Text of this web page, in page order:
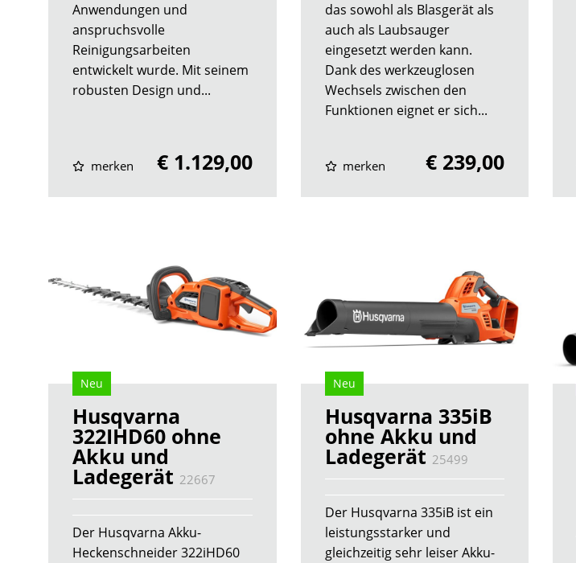
Anwendungen und
anspruchsvolle
Reinigungsarbeiten
entwickelt wurde. Mit seinem
robusten Design und...
merken € 1.129,00
das sowohl als Blasgerät als
auch als Laubsauger
eingesetzt werden kann.
Dank des werkzeuglosen
Wechsels zwischen den
Funktionen eignet er sich...
merken € 239,00
Neu
Husqvarna
322IHD60 ohne
Akku und
Ladegerät 22667
Der Husqvarna Akku-
Heckenschneider 322iHD60
Neu
Husqvarna 335iB
ohne Akku und
Ladegerät 25499
Der Husqvarna 335iB ist ein
leistungsstarker und
gleichzeitig sehr leiser Akku-